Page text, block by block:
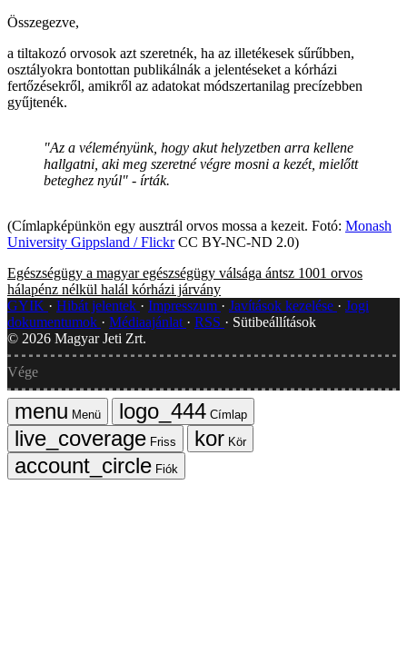
Összegezve,
a tiltakozó orvosok azt szeretnék, ha az illetékesek sűrűbben,
osztályokra bontottan publikálnák a jelentéseket a kórházi
fertőzésekről, amikről az adatokat módszertanilag precízebben
gyűjtenék.
"Az a véleményünk, hogy akut helyzetben arra kellene
hallgatni, aki meg szeretné végre mosni a kezét, mielőtt
beteghez nyúl" - írták.
(Címlapképünkön egy ausztrál orvos mossa a kezeit. Fotó: Monash
University Gippsland / FlickrCC BY-NC-ND 2.0)
Egészségügy a magyar egészségügy válsága ántsz 1001 orvos
hálapénz nélkül halál kórházi járvány
GYIK
Hibát jelentek Impresszum Javítások kezelése
Jogi
dokumentumok
Médiaajánlat RSS
Sütibeállítások
© 2026 Magyar Jeti Zrt.
Vége
Menü
Címlap
Friss
Kör
Fiók